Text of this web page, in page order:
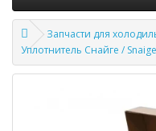
Запчасти для
Уплотнитель Снайге /